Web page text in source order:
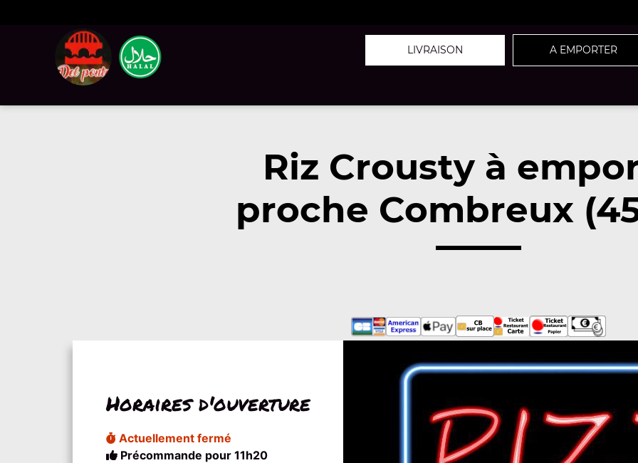
LIVRAISON A EMPORTER
Riz Crousty à
proche Combreux
Horaires d'ouverture
Actuellement fermé
Précommande pour 11h20